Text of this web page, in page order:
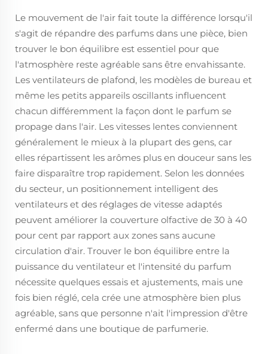
Le mouvement de l'air fait toute la différence lorsqu'il
s'agit de répandre des parfums dans une pièce, bien
trouver le bon équilibre est essentiel pour que
l'atmosphère reste agréable sans être envahissante.
Les ventilateurs de plafond, les modèles de bureau et
même les petits appareils oscillants influencent
chacun différemment la façon dont le parfum se
propage dans l'air. Les vitesses lentes conviennent
généralement le mieux à la plupart des gens, car
elles répartissent les arômes plus en douceur sans les
faire disparaître trop rapidement. Selon les données
du secteur, un positionnement intelligent des
ventilateurs et des réglages de vitesse adaptés
peuvent améliorer la couverture olfactive de 30 à 40
pour cent par rapport aux zones sans aucune
circulation d'air. Trouver le bon équilibre entre la
puissance du ventilateur et l'intensité du parfum
nécessite quelques essais et ajustements, mais une
fois bien réglé, cela crée une atmosphère bien plus
agréable, sans que personne n'ait l'impression d'être
enfermé dans une boutique de parfumerie.